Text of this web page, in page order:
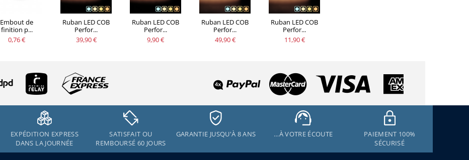
Embout de
finition p...
0,76 €
Ruban LED COB
Perfor...
39,90 €
Ruban LED COB
Perfor...
9,90 €
Ruban LED COB
Perfor...
49,90 €
Ruban LED COB
Perfor...
11,90 €
EXPÉDITION EXPRESS
DANS LA JOURNÉE
SATISFAIT OU
REMBOURSÉ 60 JOURS
GARANTIE JUSQU'À 8 ANS …À VOTRE ÉCOUTE
PAIEMENT 100%
SÉCURISÉ